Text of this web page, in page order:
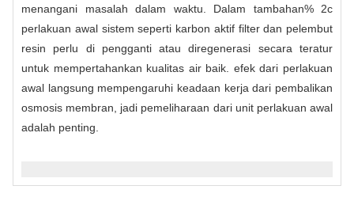
menangani masalah dalam waktu. Dalam tambahan% 2c
perlakuan awal sistem seperti karbon aktif filter dan pelembut
resin perlu di pengganti atau diregenerasi secara teratur
untuk mempertahankan kualitas air baik. efek dari perlakuan
awal langsung mempengaruhi keadaan kerja dari pembalikan
osmosis membran, jadi pemeliharaan dari unit perlakuan awal
adalah penting.